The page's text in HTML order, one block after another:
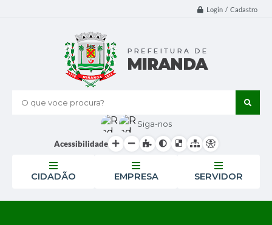
Login / Cadastro
O que voce procura?
Siga-nos
Acessibilidade
CIDADÃO EMPRESA SERVIDOR